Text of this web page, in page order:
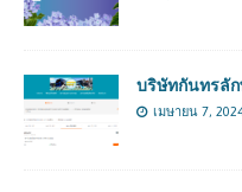
บริษัทกันทรลั
เมษายน 7,